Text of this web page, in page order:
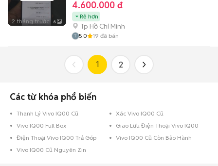
2 tháng trước 6
4.600.000 đ
Rẻ hơn
Tp Hồ Chí Minh
5.0 19 đã bán
1 2
Các từ khóa phổ biến
Thanh Lý Vivo IQ00 Cũ
Xác Vivo IQ00 Cũ
Vivo IQ00 Full Box
Giao Lưu Điện Thoại Vivo IQ00
Điện Thoại Vivo IQ00 Trả Góp
Vivo IQ00 Cũ Còn Bảo Hành
Vivo IQ00 Cũ Nguyên Zin